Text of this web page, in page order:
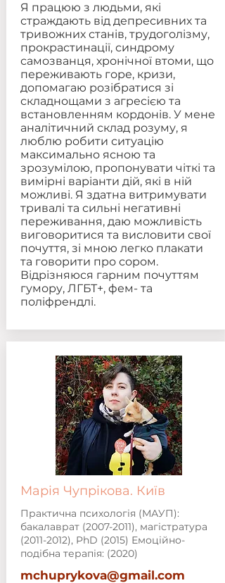
Я працюю з людьми, які
страждають від депресивних та
тривожних станів, трудоголізму,
прокрастинації, синдрому
самозванця, хронічної втоми, що
переживають горе, кризи,
допомагаю розібратися зі
складнощами з агресією та
встановленням кордонів. У мене
аналітичний склад розуму, я
люблю робити ситуацію
максимально ясною та
зрозумілою, пропонувати чіткі та
вимірні варіанти дій, які в ній
можливі. Я здатна витримувати
тривалі та сильні негативні
переживання, даю можливість
виговоритися та висловити свої
почуття, зі мною легко плакати
та говорити про сором.
Відрізняюся гарним почуттям
гумору, ЛГБТ+, фем- та
поліфрендлі.
Марія Чупрікова. Київ
Практична психологія (МАУП):
бакалаврат (2007-2011), магістратура
(2011-2012), PhD (2015) Емоційно-
подібна терапія: (2020)
mchuprykova@gmail.com